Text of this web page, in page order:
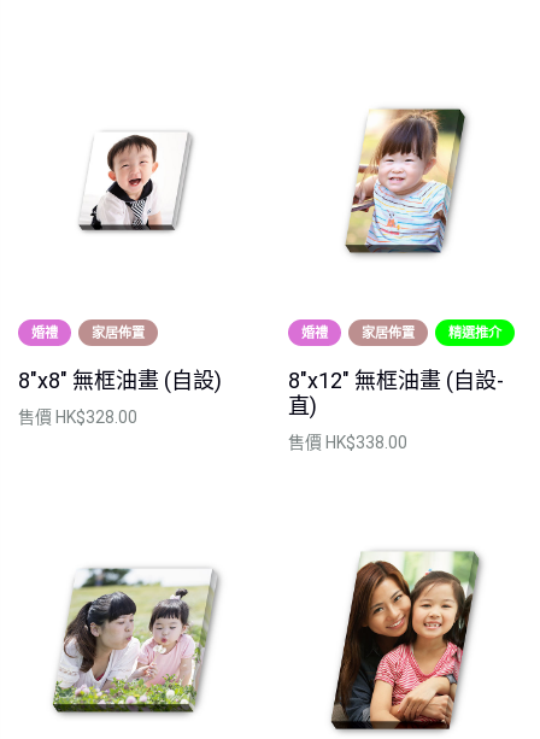
婚禮 家居佈置
8"x8" 無框油畫 (自設)
售價 HK$328.00
婚禮 家居佈置 精選推介
8"x12" 無框油畫 (自設-
直)
售價 HK$338.00